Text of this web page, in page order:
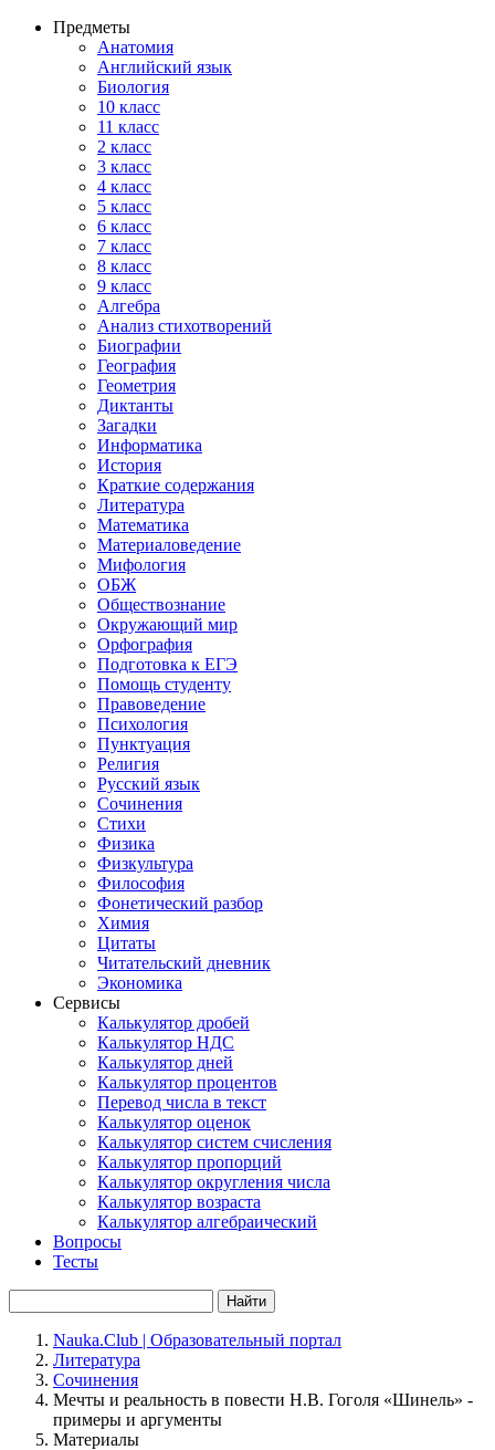
Предметы
Анатомия
Английский язык
Биология
10 класс
11 класс
2 класс
3 класс
4 класс
5 класс
6 класс
7 класс
8 класс
9 класс
Алгебра
Анализ стихотворений
Биографии
География
Геометрия
Диктанты
Загадки
Информатика
История
Краткие содержания
Литература
Математика
Материаловедение
Мифология
ОБЖ
Обществознание
Окружающий мир
Орфография
Подготовка к ЕГЭ
Помощь студенту
Правоведение
Психология
Пунктуация
Религия
Русский язык
Сочинения
Стихи
Физика
Физкультура
Философия
Фонетический разбор
Химия
Цитаты
Читательский дневник
Экономика
Сервисы
Калькулятор дробей
Калькулятор НДС
Калькулятор дней
Калькулятор процентов
Перевод числа в текст
Калькулятор оценок
Калькулятор систем счисления
Калькулятор пропорций
Калькулятор округления числа
Калькулятор возраста
Калькулятор алгебраический
Вопросы
Тесты
Найти
Nauka.Club | Образовательный портал
Литература
Сочинения
Мечты и реальность в повести Н.В. Гоголя «Шинель» -
примеры и аргументы
Материалы